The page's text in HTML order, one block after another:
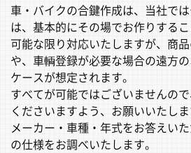
車・バイクの合鍵作成は、当社で
は、基本的にその場でお作りするこ
可能な限り対応いたしますが、商
や、車輌登録が必要な場合の遠方
ケースが想定されます。
すべてが可能ではございませんの
くださいますよう、お願いいたしま
メーカー・車種・年式をお答えい
の仕様をお調べいたします。